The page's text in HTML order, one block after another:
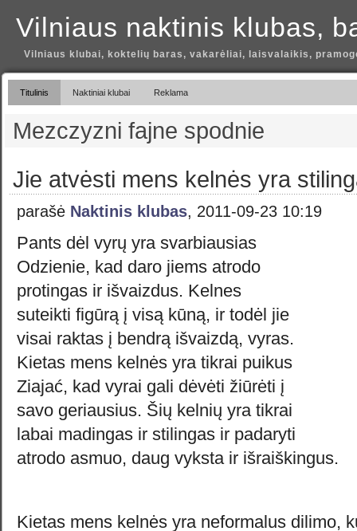
Vilniaus naktinis klubas,
Vilniaus klubai, koktelių baras, vakarėliai, laisvalaikis,
Titulinis Naktiniai klubai Reklama
Mezczyzni fajne spodnie
Jie atvėsti mens kelnės yra
parašė Naktinis klubas, 2011-09-23 10:19
Pants dėl vyrų yra svarbiausias
Odzienie, kad daro jiems atrodo
protingas ir išvaizdus. Kelnes
suteikti figūrą į visą kūną, ir todėl jie
visai raktas į bendrą išvaizdą, vyras.
Kietas mens kelnės yra tikrai puikus
Ziajać, kad vyrai gali dėvėti žiūrėti į
savo geriausius. Šių kelnių yra tikrai
labai madingas ir stilingas ir padaryti
atrodo asmuo, daug vyksta ir išraiškingus.
Kietas mens kelnės yra neformalus dilimo,